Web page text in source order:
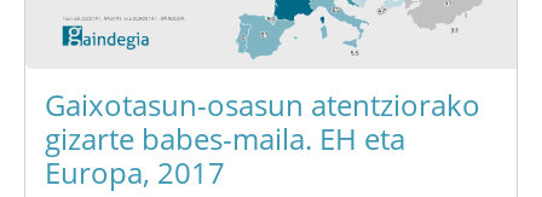
Gaixotasun-osasun atentziorako
gizarte babes-maila. EH eta
Europa, 2017